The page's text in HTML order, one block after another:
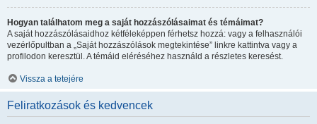
Hogyan találhatom meg a saját hozzászólásaimat és témáimat?
A saját hozzászólásaidhoz kétféleképpen férhetsz hozzá: vagy a felhasználói
vezérlőpultban a „Saját hozzászólások megtekintése” linkre kattintva vagy a
profilodon keresztül. A témáid eléréséhez használd a részletes keresést.
Vissza a tetejére
Feliratkozások és kedvencek